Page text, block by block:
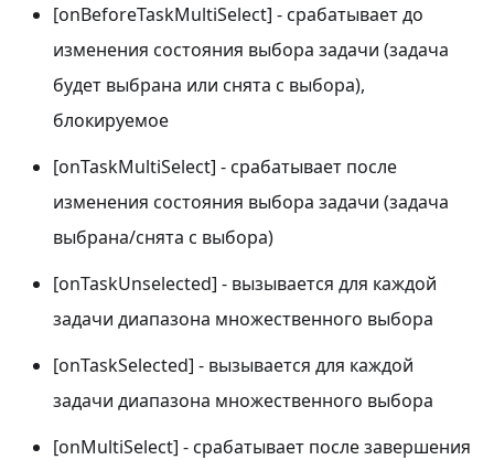
[onBeforeTaskMultiSelect] - срабатывает до
изменения состояния выбора задачи (задача
будет выбрана или снята с выбора),
блокируемое
[onTaskMultiSelect] - срабатывает после
изменения состояния выбора задачи (задача
выбрана/снята с выбора)
[onTaskUnselected] - вызывается для каждой
задачи диапазона множественного выбора
[onTaskSelected] - вызывается для каждой
задачи диапазона множественного выбора
[onMultiSelect] - срабатывает после завершения